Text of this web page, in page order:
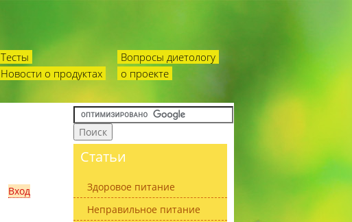
Тесты
Новости о продуктах
Вопросы диетологу
о проекте
Статьи
Здоровое питание
Неправильное питание
Вход